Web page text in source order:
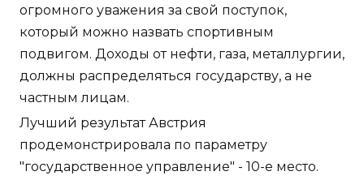
огромного уважения за свой поступок,
который можно назвать спортивным
подвигом. Доходы от нефти, газа, металлургии,
должны распределяться государству, а не
частным лицам.
Лучший результат Австрия
продемонстрировала по параметру
"государственное управление" - 10-е место.